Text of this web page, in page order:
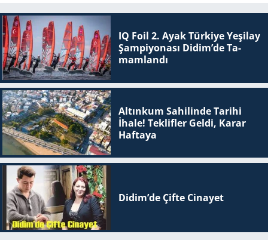
IQ Foil 2. Ayak Tür­ki­ye Ye­şi­lay
Şam­pi­yo­na­sı Didim’de Ta­
mam­lan­dı
Altınkum Sahilinde Tarihi
İhale! Teklifler Geldi, Karar
Haftaya
Didim’de Çifte Ci­na­yet